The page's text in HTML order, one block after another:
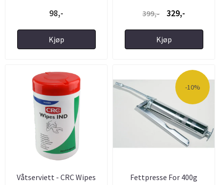
98,-
Kjøp
399,-
329,-
Kjøp
Våtserviett - CRC Wipes
-10%
Fettpresse For 400g